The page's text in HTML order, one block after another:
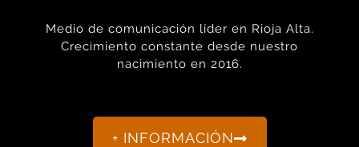
Medio de comunicación líder en Rioja Alta.
Crecimiento constante desde nuestro
nacimiento en 2016.
+ INFORMACIÓN